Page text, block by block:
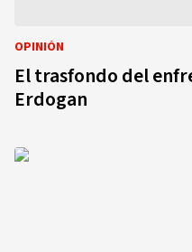
OPINIÓN
El trasfondo del
Erdogan